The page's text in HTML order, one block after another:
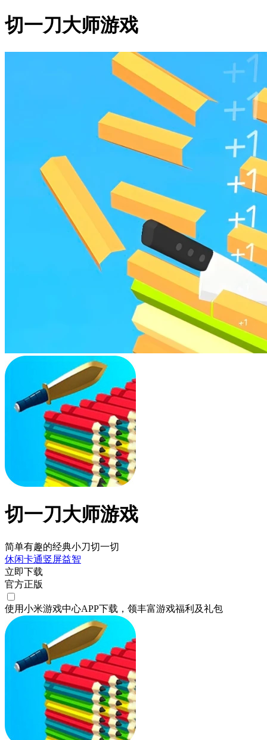
切一刀大师游戏
切一刀大师游戏
简单有趣的经典小刀切一切
休闲卡通竖屏益智
立即下载
官方正版
使用小米游戏中心APP下载 ，领丰富游戏福利 及礼包